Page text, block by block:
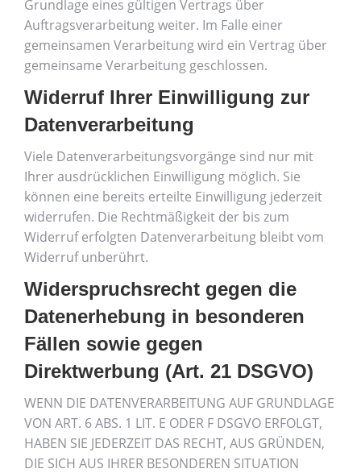
Grundlage eines gültigen Vertrags über
Auftragsverarbeitung weiter. Im Falle einer
gemeinsamen Verarbeitung wird ein Vertrag über
gemeinsame Verarbeitung geschlossen.
Widerruf Ihrer Einwilligung zur
Datenverarbeitung
Viele Datenverarbeitungsvorgänge sind nur mit
Ihrer ausdrücklichen Einwilligung möglich. Sie
können eine bereits erteilte Einwilligung jederzeit
widerrufen. Die Rechtmäßigkeit der bis zum
Widerruf erfolgten Datenverarbeitung bleibt vom
Widerruf unberührt.
Widerspruchsrecht gegen die
Datenerhebung in besonderen
Fällen sowie gegen
Direktwerbung (Art. 21 DSGVO)
WENN DIE DATENVERARBEITUNG AUF GRUNDLAGE
VON ART. 6 ABS. 1 LIT. E ODER F DSGVO ERFOLGT,
HABEN SIE JEDERZEIT DAS RECHT, AUS GRÜNDEN,
DIE SICH AUS IHRER BESONDEREN SITUATION